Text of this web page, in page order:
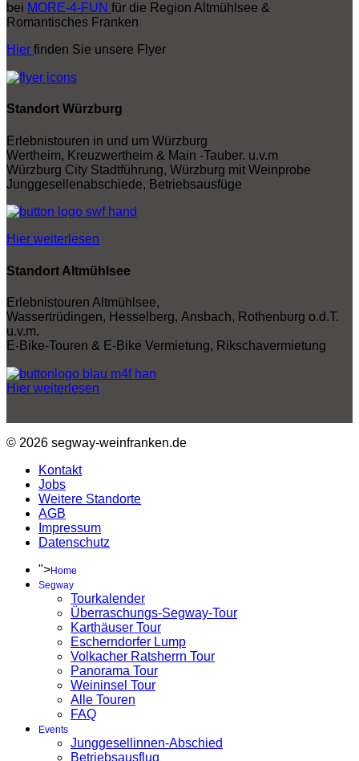
bei MORE-4-FUN für die Region Altmühlsee &
Romantisches Franken
Hier finden Sie unsere Flyer
Standort Würzburg
Erlebnistouren in und um Würzburg
Wertheim, Kreuzwertheim & Main -Tauber. u.v.m
Würzburg City Stadtführung, Würzburg mit Weinprobe
Junggesellenabschiede, Betriebsausfüge
Hier weiterlesen
Standort Altmühlsee
Erlebnistouren Altmühlsee,
Wassertrüdingen, Hesselberg, Ansbach, Rothenburg o.d.T.
u.v.m.
E-Bike-Touren & E-Bike Vermietung, Rikschavermietung
Hier weiterlesen
© 2026 segway-weinfranken.de
Kontakt
Jobs
Weitere Standorte
AGB
Impressum
Datenschutz
">Home
Segway
Tourkalender
Überraschungs-Segway-Tour
Karthäuser Tour
Escherndorfer Lump
Volkacher Ratsherrn Tour
Panorama Tour
Weininsel Tour
Alle Touren
FAQ
Events
Junggesellinnen-Abschied
Betriebsausflug